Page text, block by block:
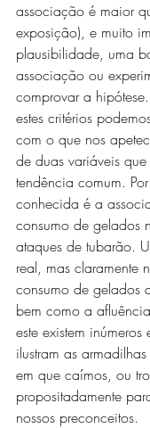
associação é maior
exposição), e muito
plausibilidade, uma
associação ou
comprovar a
estes critérios
com o que nos
de duas variáveis
tendência comum.
conhecida é a
consumo de gelados
ataques de tubarão.
real, mas claramente
consumo de gelados
bem como a
este existem inúmeros
ilustram as
em que caímos, ou
propositadamente
nossos preconceitos.